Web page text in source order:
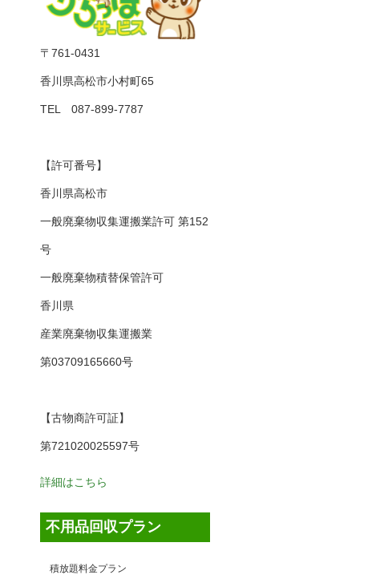
〒761-0431
香川県高松市小村町65
TEL 087-899-7787
【許可番号】
香川県高松市
一般廃棄物収集運搬業許可 第152
号
一般廃棄物積替保管許可
香川県
産業廃棄物収集運搬業
第03709165660号
【古物商許可証】
第721020025597号
詳細はこちら
不用品回収プラン
積放題料金プラン